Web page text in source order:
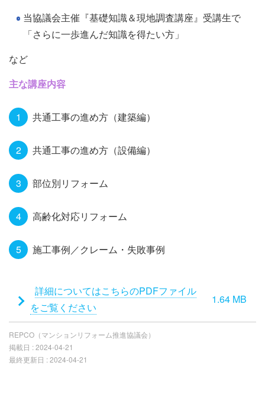
当協議会主催『基礎知識＆現地調査講座』受講生で
「さらに一歩進んだ知識を得たい方」
など
主な講座内容
共通工事の進め方（建築編）
共通工事の進め方（設備編）
部位別リフォーム
高齢化対応リフォーム
施工事例／クレーム・失敗事例
フ
ァ
イ
詳細についてはこちらのPDFファイル
をご覧ください
1.64 MB
REPCO（マンションリフォーム推進協議会）
掲載日 :2024-04-21
最終更新日 :2024-04-21